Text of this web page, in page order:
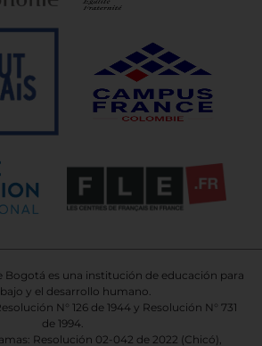
Bogotá es una institución de educación para
y el desarrollo humano.
N° 126 de 1944 y Resolución N° 731
de 1994.
Resolución 02-042 de 2022 (Chicó),